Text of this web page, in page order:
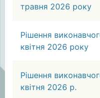
травня 2026 року
Рішення
квітня 2026 року
Рішення
квітня 2026 р.